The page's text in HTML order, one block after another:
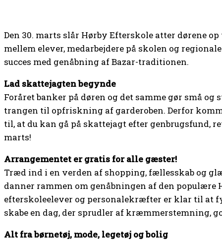
Den 30. marts slår Hørby Efterskole atter dørene
mellem elever, medarbejdere på skolen og
succes med genåbning af Bazar-traditionen.
Lad skattejagten begynde
Foråret banker på døren og det samme gør små
trangen til opfriskning af garderoben. Derfor
til, at du kan gå på skattejagt efter genbrugsfund,
marts!
Arrangementet er gratis for alle gæster!
Træd ind i en verden af shopping, fællesskab og
danner rammen om genåbningen af den populære
efterskoleelever og personalekræfter er klar til at
skabe en dag, der sprudler af kræmmerstemning,
Alt fra børnetøj, mode, legetøj og bolig